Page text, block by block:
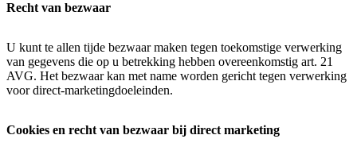
Recht van bezwaar
U kunt te allen tijde bezwaar maken tegen toekomstige verwerking
van gegevens die op u betrekking hebben overeenkomstig art. 21
AVG. Het bezwaar kan met name worden gericht tegen verwerking
voor direct-marketingdoeleinden.
Cookies en recht van bezwaar bij direct marketing